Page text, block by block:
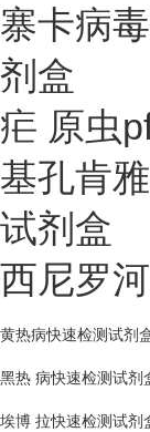
寨卡病
剂盒
疟 原虫
基孔肯
试剂盒
西尼罗
黄热病快速检测试剂
黑热 病快速检测试剂
埃博 拉快速检测试剂